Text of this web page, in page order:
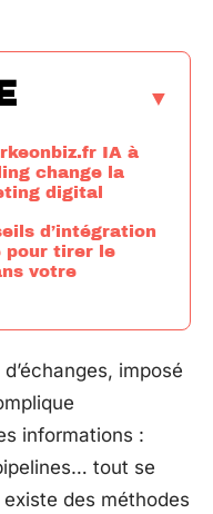
IA à
change la
digital
d’intégration
pour tirer le
votre
imposé
informations :
tout se
des méthodes